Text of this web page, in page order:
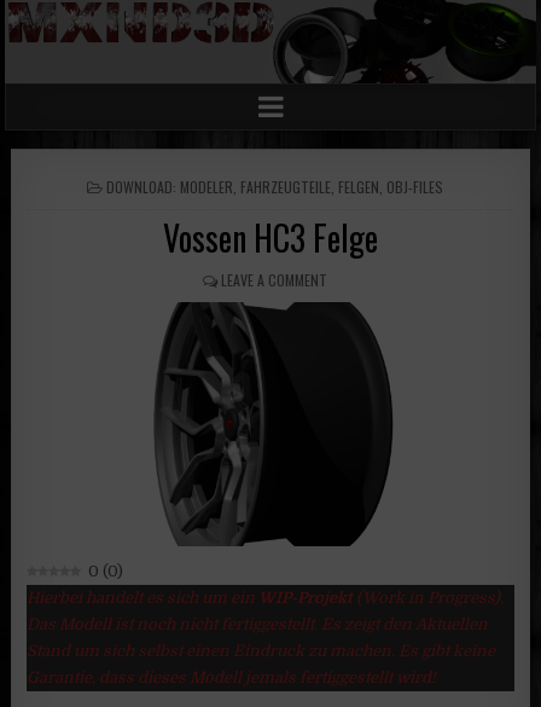
POSTED
DOWNLOAD: MODELER FAHRZEUGTEILE FELGEN OBJ-FILES
Vossen HC3 Felge
LEAVE A COMMENT
0 (0)
Hierbei handelt es sich um ein WIP-Projekt(Work in Progress).
Das Modell ist noch nicht fertiggestellt. Es zeigt den Aktuellen
Stand um sich selbst einen Eindruck zu machen. Es gibt keine
Garantie, dass dieses Modell jemals fertiggestellt wird!